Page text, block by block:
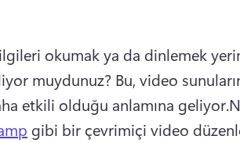
in a new tab)
okumak ya da dinlemek
muydunuz? Bu, video
etkili olduğu anlamına geliyor.
gibi bir çevrimiçi video